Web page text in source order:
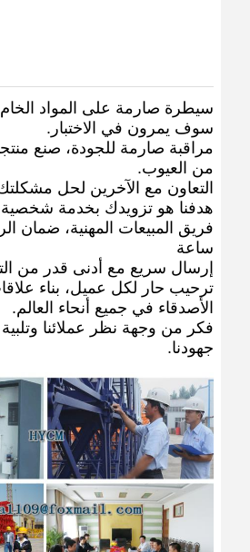
سيطرة صارمة على المواد
سوف يمرون في الاختبار.
مراقبة صارمة للجودة، صنع
من العيوب.
التعاون مع الآخرين لحل مشكلتك
هدفنا هو تزويدك بخدمة
ساعة
إرسال سريع مع أدنى قدر من
ترحيب حار لكل عميل، بناء
الأصدقاء في جميع أنحاء العالم.
فكر من وجهة نظر عملائنا
جهودنا.